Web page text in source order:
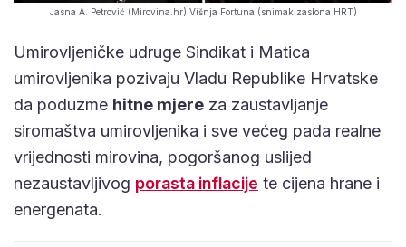
Jasna A. Petrović (Mirovina.hr) Višnja Fortuna (snimak zaslona HRT)
Umirovljeničke udruge Sindikat i Matica
umirovljenika pozivaju Vladu Republike Hrvatske
da poduzme hitne mjere za zaustavljanje
siromaštva umirovljenika i sve većeg pada realne
vrijednosti mirovina, pogoršanog uslijed
nezaustavljivog porasta inflacije te cijena hrane i
energenata.